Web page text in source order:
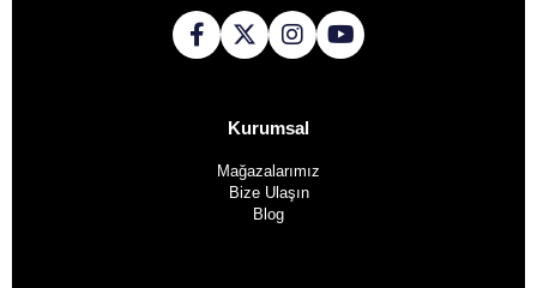
Kurumsal
Mağazalarımız
Bize Ulaşın
Blog